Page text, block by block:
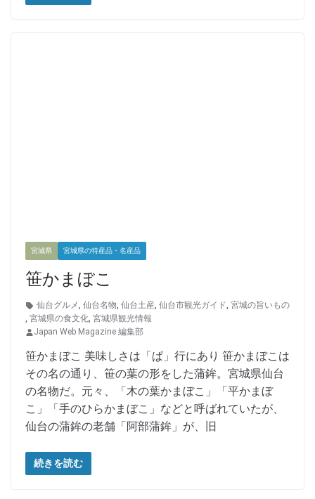
宮城県 宮城県の特産品・名産品
笹かまぼこ
仙台グルメ, 仙台名物, 仙台土産, 仙台市観光ガイド, 宮城の旨いもの
, 宮城県の食文化, 宮城県観光情報
Japan Web Magazine 編集部
笹かまぼこ 美味しさは「ぱ」行にあり 笹かまぼこは
その名の通り、笹の葉の形をした蒲鉾。宮城県仙台
の名物だ。元々、「木の葉かまぼこ」「平かまぼ
こ」「手のひらかまぼこ」などと呼ばれていたが、
仙台の蒲鉾の老舗「阿部蒲鉾」が、旧
続きを読む